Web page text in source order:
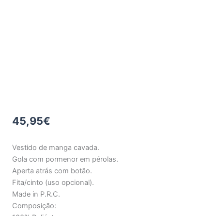
45,95€
Vestido de manga cavada.
Gola com pormenor em pérolas.
Aperta atrás com botão.
Fita/cinto (uso opcional).
Made in P.R.C.
Composição: